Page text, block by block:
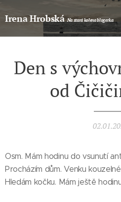
Irena HrobskáNa stará kolena blogerka
Den s
od
Osm. Mám hodinu do vsunutí
Procházím dům. Venku
Hledám kočku. Mám ještě